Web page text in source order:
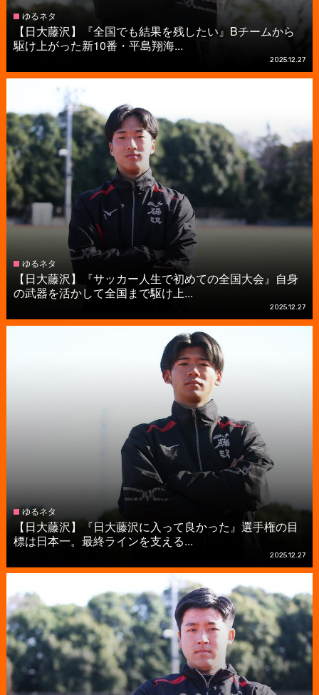
ゆるネタ
【日大藤沢】『全国でも結果を残したい』Bチームから
駆け上がった新10番・平島翔海...
2025.12.27
ゆるネタ
【日大藤沢】『サッカー人生で初めての全国大会』自身
の武器を活かして全国まで駆け上...
2025.12.27
ゆるネタ
【日大藤沢】『日大藤沢に入って良かった』選手権の目
標は日本一。最終ラインを支える...
2025.12.27